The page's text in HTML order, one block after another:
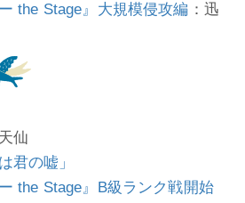
the Stage』大規模侵攻編 ：迅
仙
君の嘘」
the Stage』B級ランク戦開始